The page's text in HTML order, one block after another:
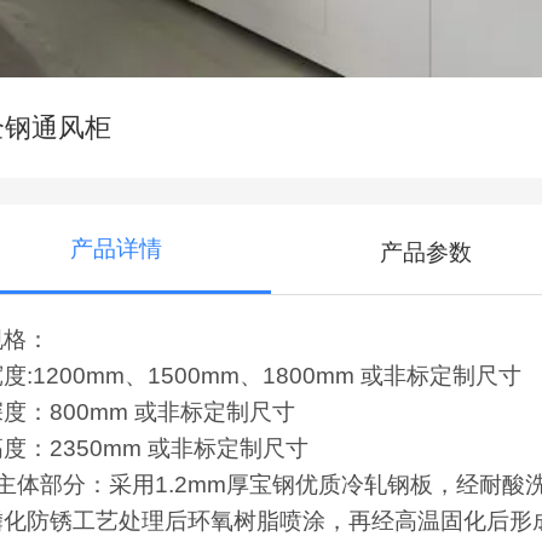
通风柜
产品详情 产品参数
：
:1200mm、1500mm、1800mm 或非标定制尺寸
：800mm 或非标定制尺寸
：2350mm 或非标定制尺寸
体部分：采用1.2mm厚宝钢优质冷轧钢板，经耐酸
防锈工艺处理后环氧树脂喷涂，再经高温固化后形